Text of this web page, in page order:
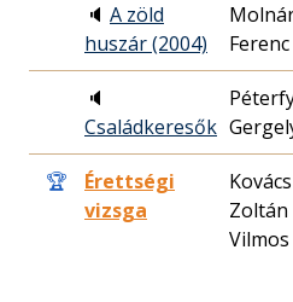
🔈 A zöld
huszár (2004)
Ferenc
🔈
Családkeresők
🏆
Érettségi
vizsga
Kovács
Zoltán
Vilmos